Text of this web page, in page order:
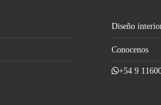
Diseño
Conocenos
+54 9